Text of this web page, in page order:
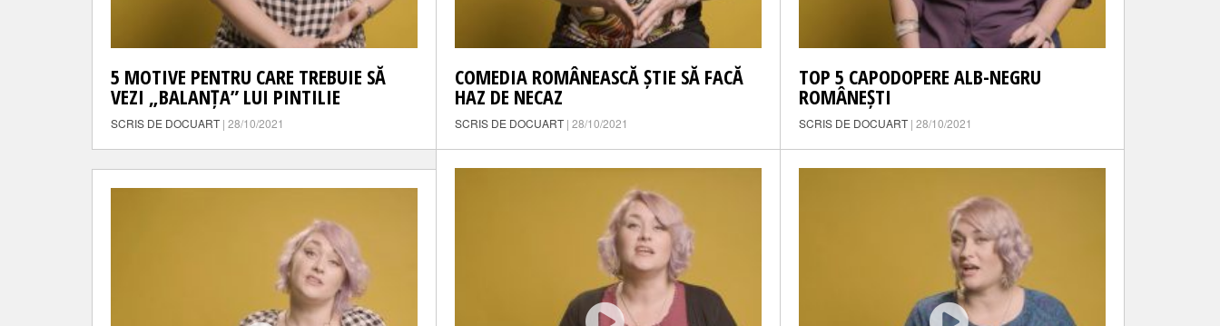
5 MOTIVE PENTRU CARE TREBUIE SĂ
VEZI „BALANȚA” LUI PINTILIE
SCRIS DE DOCUART | 28/10/2021
COMEDIA ROMÂNEASCĂ ȘTIE SĂ FACĂ
HAZ DE NECAZ
SCRIS DE DOCUART | 28/10/2021
TOP 5 CAPODOPERE ALB-NEGRU
ROMÂNEȘTI
SCRIS DE DOCUART | 28/10/2021